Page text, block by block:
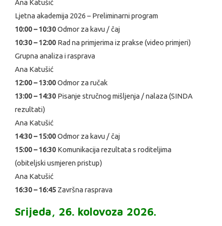
Ana Katušić
Ljetna akademija 2026 – Preliminarni program
10:00 – 10:30Odmor za kavu / čaj
10:30 – 12:00 Rad na primjerima iz prakse (video primjeri)
Grupna analiza i rasprava
Ana Katušić
12:00 – 13:00Odmor za ručak
13:00 – 14:30 Pisanje stručnog mišljenja / nalaza (SINDA
rezultati)
Ana Katušić
14:30 – 15:00Odmor za kavu / čaj
15:00 – 16:30 Komunikacija rezultata s roditeljima
(obiteljski usmjeren pristup)
Ana Katušić
16:30 – 16:45 Završna rasprava
Srijeda, 26. kolovoza 2026.